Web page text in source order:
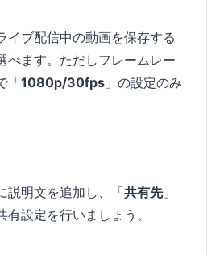
イブ配信中の動画を保存する
べます。ただしフレームレー
「1080p/30fps 」の設定のみ
説明文を追加し、「共有先」
設定を行いましょう。